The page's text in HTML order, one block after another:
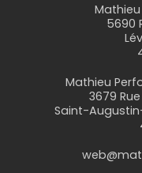
5690
Mathieu
3679
Saint-